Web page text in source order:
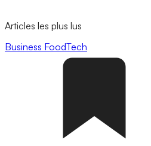
Articles les plus lus
Business FoodTech